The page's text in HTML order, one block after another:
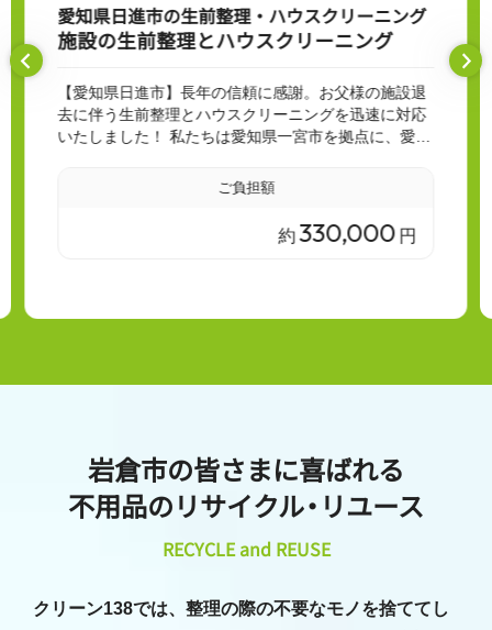
愛知県日進市の生前整理・ハウスクリーニング
施設の生前整理とハウスクリーニング
【愛知県日進市】長年の信頼に感謝。お父様の施設退
去に伴う生前整理とハウスクリーニングを迅速に対応
いたしました！ 私たちは愛知県一宮市を拠点に、愛知
ご負担額
約330,000 円
岩倉市の皆さまに喜ばれる
不用品のリサイクル・ リユース
RECYCLE and REUSE
クリーン138では、整理の際の不要なモノを捨ててし